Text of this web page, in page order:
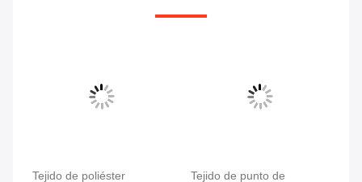
Tejido de poliéster
Tejido de punto de